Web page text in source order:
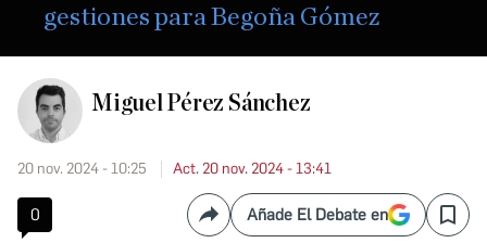
gestiones para Begoña Gómez
Miguel Pérez Sánchez
20 nov. 2024 - 10:25 Act. 20 nov. 2024 - 13:41
0 CompartirAñade El Debate en Save